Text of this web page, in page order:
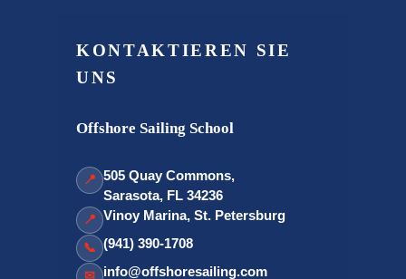
KONTAKTIEREN SIE
UNS
Offshore Sailing School
📍 505 Quay Commons,
Sarasota, FL 34236
📍 Vinoy Marina, St. Petersburg
📞 (941) 390-1708
✉ info@offshoresailing.com